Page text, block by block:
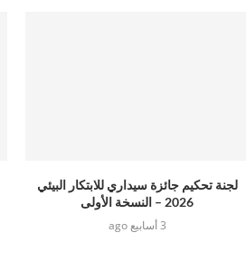
لجنة تحكيم جائزة سيداري للابتكار البيئي
2026 – النسخة الأولى
3 أسابيع ago